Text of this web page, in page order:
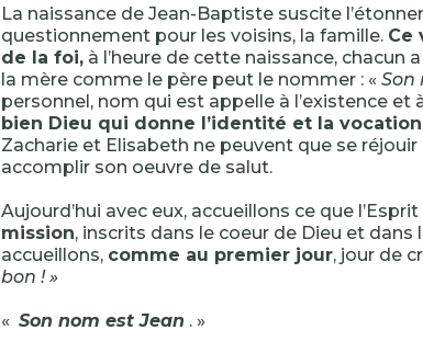
La naissance de Jean-Baptiste suscite
questionnement pour les voisins, la famille. Ce
de la foi, à l’heure de cette naissance, chacun
la mère comme le père peut le nommer : « Son
personnel, nom qui est appelle à l’existence et
bien Dieu qui donne l’identité et la vocation
Zacharie et Elisabeth ne peuvent que se
accomplir son oeuvre de salut.
Aujourd’hui avec eux, accueillons ce que
mission, inscrits dans le coeur de Dieu et dans
accueillons, comme au premier jour, jour de
bon ! »
« Son nom est Jean . »